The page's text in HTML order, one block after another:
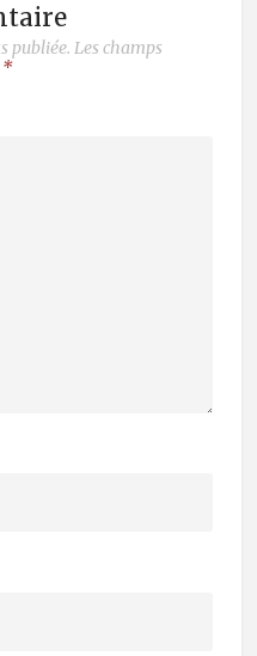
publiée. Les champs
*